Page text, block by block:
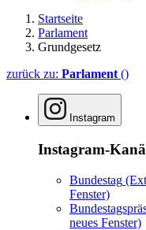
Startseite
Parlament
Grundgesetz
zurück zu: Parlament ()
Instagram
Instagram-
Bundestag
Fenster)
neues Fenster)